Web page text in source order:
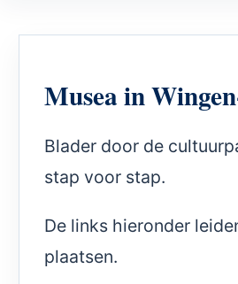
Musea in
Blader door de
stap voor stap.
De links hieronder
plaatsen.